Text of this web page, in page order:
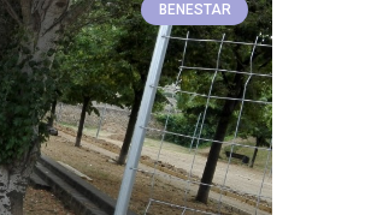
BENESTAR